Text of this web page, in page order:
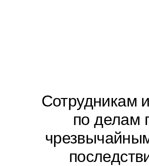
Сотрудникам
по делам